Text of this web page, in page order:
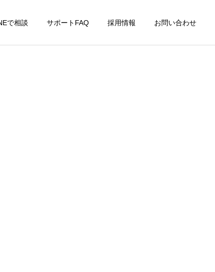
で相談 サポートFAQ 採用情報 お問い合わせ